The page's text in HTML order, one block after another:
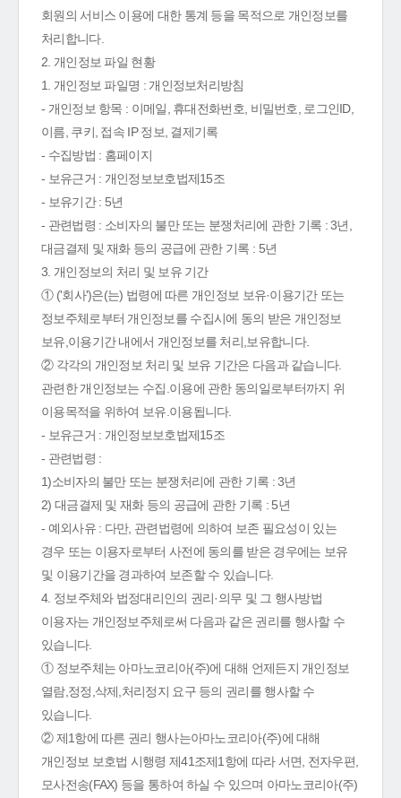
회원의 서비스 이용에 대한 통계 등을 목적으로 개인정보를
처리합니다.
2. 개인정보 파일 현황
1. 개인정보 파일명 : 개인정보처리방침
- 개인정보 항목 : 이메일, 휴대전화번호, 비밀번호, 로그인ID,
이름, 쿠키, 접속 IP 정보, 결제기록
- 수집방법 : 홈페이지
- 보유근거 : 개인정보보호법제15조
- 보유기간 : 5년
- 관련법령 : 소비자의 불만 또는 분쟁처리에 관한 기록 : 3년,
대금결제 및 재화 등의 공급에 관한 기록 : 5년
3. 개인정보의 처리 및 보유 기간
① ('회사')은(는) 법령에 따른 개인정보 보유·이용기간 또는
정보주체로부터 개인정보를 수집시에 동의 받은 개인정보
보유,이용기간 내에서 개인정보를 처리,보유합니다.
② 각각의 개인정보 처리 및 보유 기간은 다음과 같습니다.
관련한 개인정보는 수집.이용에 관한 동의일로부터까지 위
이용목적을 위하여 보유.이용됩니다.
- 보유근거 : 개인정보보호법제15조
- 관련법령 :
1)소비자의 불만 또는 분쟁처리에 관한 기록 : 3년
2) 대금결제 및 재화 등의 공급에 관한 기록 : 5년
- 예외사유 : 다만, 관련법령에 의하여 보존 필요성이 있는
경우 또는 이용자로부터 사전에 동의를 받은 경우에는 보유
및 이용기간을 경과하여 보존할 수 있습니다.
4. 정보주체와 법정대리인의 권리·의무 및 그 행사방법
이용자는 개인정보주체로써 다음과 같은 권리를 행사할 수
있습니다.
① 정보주체는 아마노코리아(주)에 대해 언제든지 개인정보
열람,정정,삭제,처리정지 요구 등의 권리를 행사할 수
있습니다.
② 제1항에 따른 권리 행사는아마노코리아(주)에 대해
개인정보 보호법 시행령 제41조제1항에 따라 서면, 전자우편,
모사전송(FAX) 등을 통하여 하실 수 있으며 아마노코리아(주)